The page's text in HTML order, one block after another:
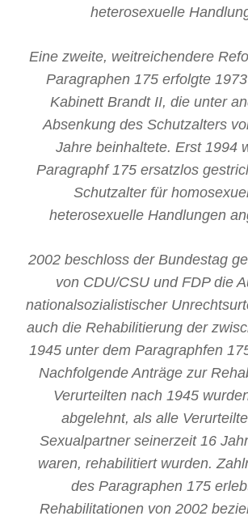
heterosexuelle
Eine zweite, weitreichendere
Paragraphen 175 erfolgte
Kabinett Brandt II, die unter
Absenkung des Schutzalters
Jahre beinhaltete. Erst 1994
Paragraphf 175 ersatzlos
Schutzalter für
heterosexuelle Handlungen
2002 beschloss der Bundestag
von CDU/CSU und FDP die
nationalsozialistischer
auch die Rehabilitierung der
1945 unter dem Paragraphfen
Nachfolgende Anträge zur
Verurteilten nach 1945
abgelehnt, als alle
Sexualpartner seinerzeit 16
waren, rehabilitiert wurden.
des Paragraphen 175
Rehabilitationen von 2002